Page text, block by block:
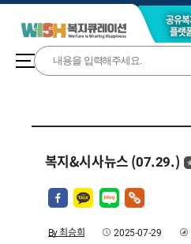
공유
플랫
복지&시사뉴스 (07.29.)
By 최승희 2025-07-29